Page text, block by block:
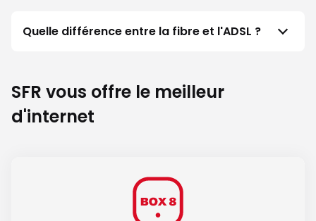
Quelle différence entre la fibre et l'ADSL ?
SFR vous offre le meilleur
d'internet